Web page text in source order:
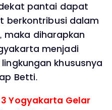
pantai dapat
berkontribusi dalam
maka diharapkan
menjadi
khususnya
Betti.
3 Yogyakarta Gelar